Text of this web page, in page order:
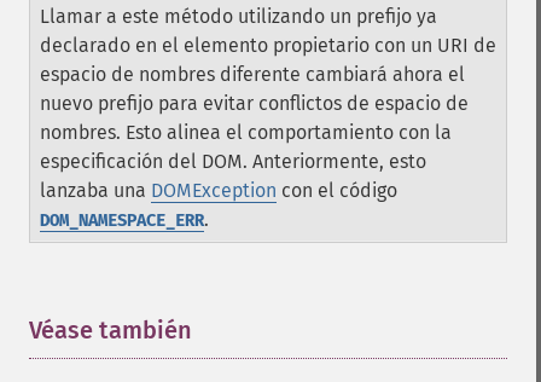
Llamar a este método utilizando un prefijo ya
declarado en el elemento propietario con un URI de
espacio de nombres diferente cambiará ahora el
nuevo prefijo para evitar conflictos de espacio de
nombres. Esto alinea el comportamiento con la
especificación del DOM. Anteriormente, esto
lanzaba una DOMException con el código
DOM_NAMESPACE_ERR.
Véase también